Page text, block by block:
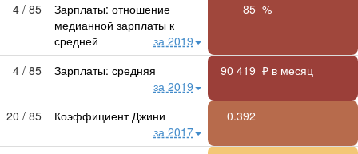
4 / 85
Зарплаты: отношение
медианной зарплаты к
средней
за 2019
85 %
4 / 85
Зарплаты: средняя
за 2019
90 419 ₽ в месяц
20 / 85
Коэффициент Джини
за 2017
0.392